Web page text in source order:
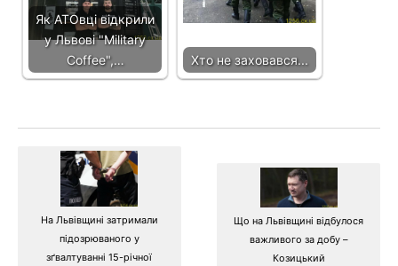
Як АТОвці відкрили
у Львові "Military
Coffee",…
Хто не заховався...
На Львівщині затримали
підозрюваного у
зґвалтуванні 15-річної
Що на Львівщині відбулося
важливого за добу –
Козицький